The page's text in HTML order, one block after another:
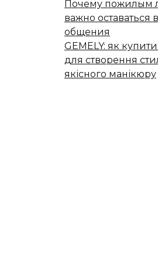
Почему пожилым
важно оставаться
общения
GEMELY: як
для створення
якісного манікюру